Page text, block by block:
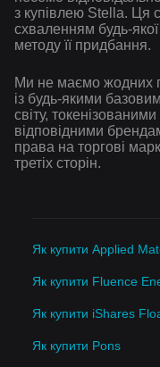
з купівлею Stella. Ця
схваленням будь-
методу її придбання.
Ми не маємо жодних
із будь-якими
світу,
відповідними
права на торгові
третіх сторін.
Як купити Applied
Як купити Fluence
Як купити Pons